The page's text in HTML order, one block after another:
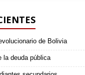
de Bolivia
la deuda pública